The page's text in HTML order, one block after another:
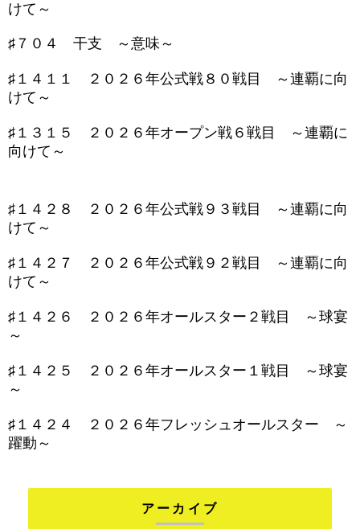
けて～
♯７０４ 干支 ～意味～
♯１４１１ ２０２６年公式戦８０戦目 ～連覇に向
けて～
♯１３１５ ２０２６年オープン戦６戦目 ～連覇に
向けて～
♯１４２８ ２０２６年公式戦９３戦目 ～連覇に向
けて～
♯１４２７ ２０２６年公式戦９２戦目 ～連覇に向
けて～
♯１４２６ ２０２６年オールスター２戦目 ～球宴
～
♯１４２５ ２０２６年オールスター１戦目 ～球宴
～
♯１４２４ ２０２６年フレッシュオールスター ～
躍動～
アーカイブ